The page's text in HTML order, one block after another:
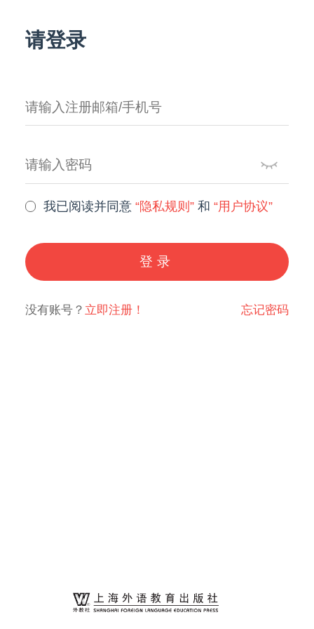
请登录
我已阅读并同意“隐私规则” 和“用户协议”
登录
没有账号？ 立即注册！ 忘记密码